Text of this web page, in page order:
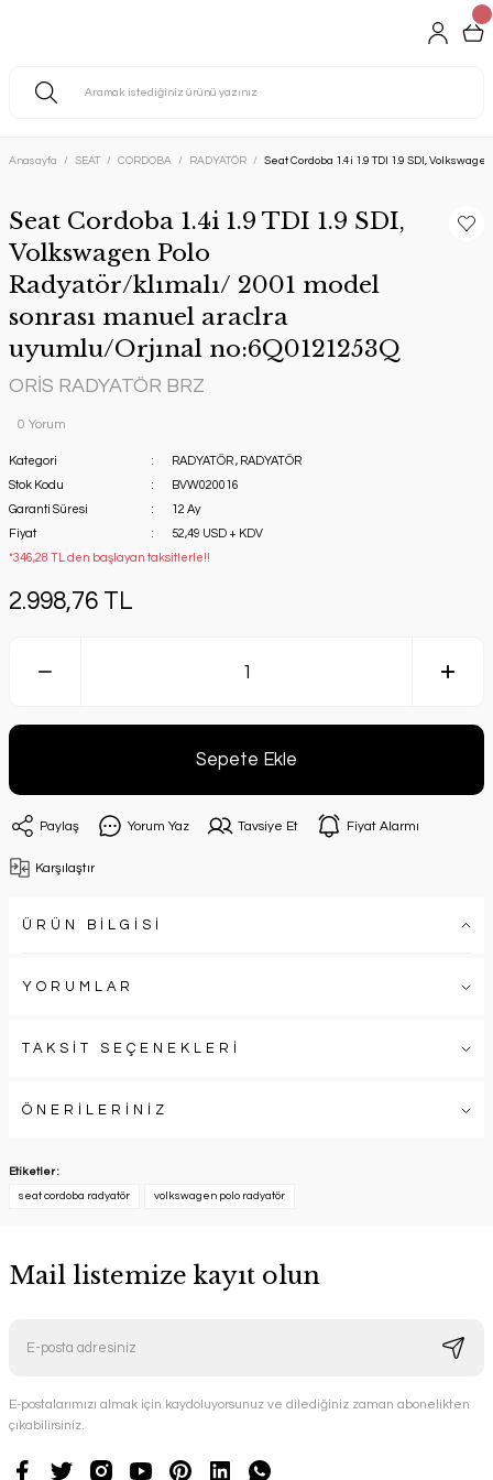
Anasayfa SEAT CORDOBA RADYATÖR Seat Cordoba 1.4i 1.9 TDI 1.9 SDI,
Seat Cordoba 1.4i 1.9 TDI 1.9 SDI,
Volkswagen Polo
Radyatör/klımalı/ 2001 model
sonrası manuel araclra
uyumlu/Orjınal no:6Q0121253Q
ORİS RADYATÖR BRZ
0 Yorum
Kategori RADYATÖR , RADYATÖR
Stok Kodu
BVW020016
Garanti Süresi
12 Ay
Fiyat
52,49 USD + KDV
*346,28 TL den başlayan taksitlerle!!
2.998,76 TL
Sepete Ekle
Paylaş Yorum Yaz Tavsiye Et Fiyat Alarmı
Karşılaştır
ÜRÜN BİLGİSİ
YORUMLAR
TAKSİT SEÇENEKLERİ
ÖNERİLERİNİZ
Etiketler :
seat cordoba radyatör volkswagen polo radyatör
Mail listemize kayıt olun
E-postalarımızı almak için kaydoluyorsunuz ve dilediğiniz zaman abonelikten
çıkabilirsiniz.